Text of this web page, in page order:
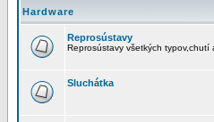
Hardware
Reprosústavy
Reprosústavy všetkých
Sluchátka